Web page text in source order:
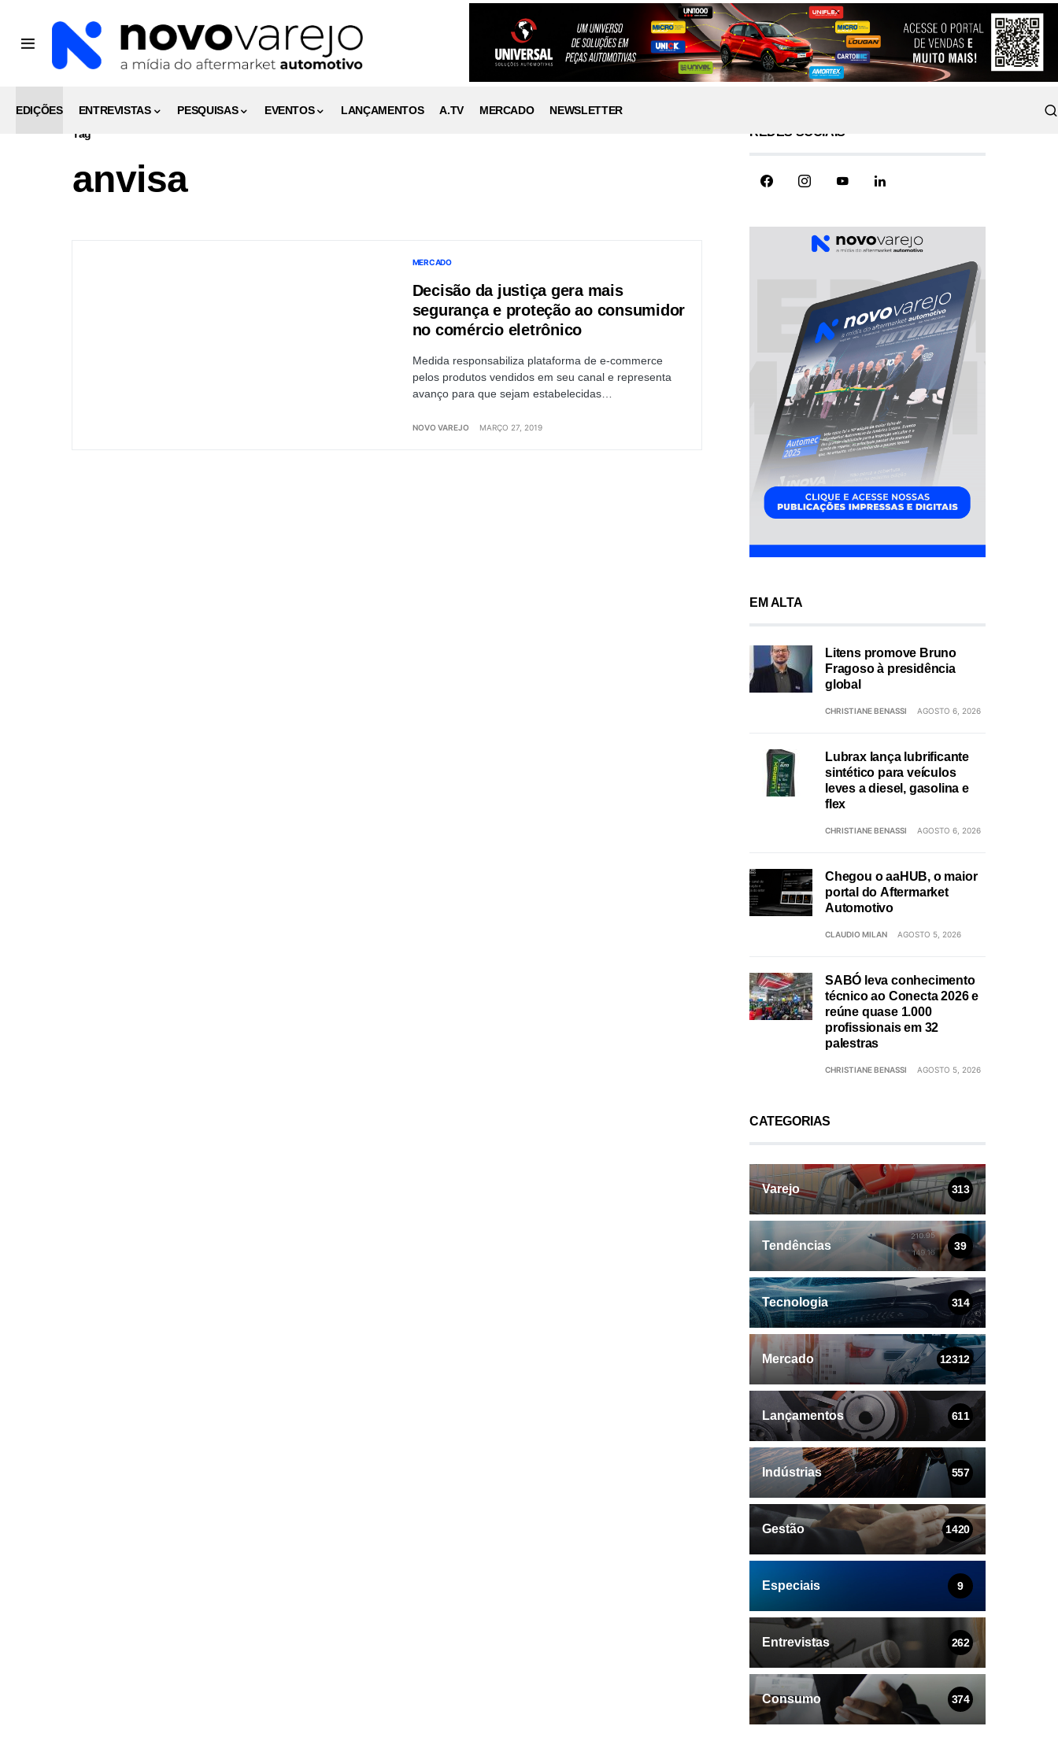
EDIÇÕES ENTREVISTAS PESQUISAS EVENTOS LANÇAMENTOS A.TV MERCADO
NEWSLETTER
Tag
anvisa
MERCADO
Decisão da justiça gera mais
segurança e proteção ao consumidor
no comércio eletrônico
Medida responsabiliza plataforma de e-commerce
pelos produtos vendidos em seu canal e representa
avanço para que sejam estabelecidas…
NOVO VAREJO MARÇO 27, 2019
REDES SOCIAIS
EM ALTA
Litens promove Bruno
Fragoso à presidência
global
CHRISTIANE BENASSI AGOSTO 6, 2026
Lubrax lança lubrificante
sintético para veículos
leves a diesel, gasolina e
flex
CHRISTIANE BENASSI AGOSTO 6, 2026
Chegou o aaHUB, o maior
portal do Aftermarket
Automotivo
CLAUDIO MILAN AGOSTO 5, 2026
SABÓ leva conhecimento
técnico ao Conecta 2026 e
reúne quase 1.000
profissionais em 32
palestras
CHRISTIANE BENASSI AGOSTO 5, 2026
CATEGORIAS
Varejo 313
Tendências 39
Tecnologia 314
Mercado 12312
Lançamentos 611
Indústrias 557
Gestão 1420
Especiais 9
Entrevistas 262
Consumo 374